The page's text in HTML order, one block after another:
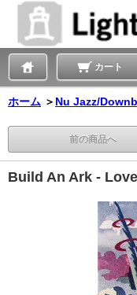
カート
ホーム ＞ Nu Jazz/
前の商品へ
Build An Ark -